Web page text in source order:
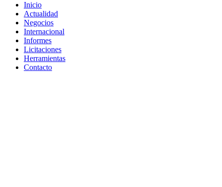
Inicio
Actualidad
Negocios
Internacional
Informes
Licitaciones
Herramientas
Contacto